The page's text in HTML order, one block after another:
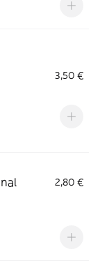
3,50 €
2,80 €